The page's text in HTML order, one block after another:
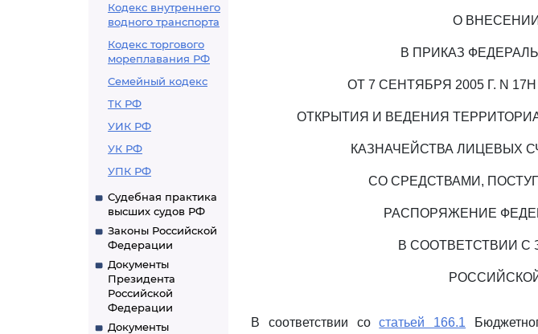
Кодекс внутреннего
водного транспорта
Кодекс торгового
мореплавания РФ
Семейный кодекс
ТК РФ
УИК РФ
УК РФ
УПК РФ
Судебная практика
высших судов РФ
Законы Российской
Федерации
Документы
Президента
Российской
Федерации
Документы
О
В ПРИКАЗ
ОТ 7 СЕНТЯБРЯ 2005 Г. N
ОТКРЫТИЯ И ВЕДЕНИЯ
КАЗНАЧЕЙСТВА ЛИЦЕВЫХ
СО СРЕДСТВАМИ,
РАСПОРЯЖЕНИЕ
В СООТВЕТСТВИИ С
В соответствии состатьей 166.1